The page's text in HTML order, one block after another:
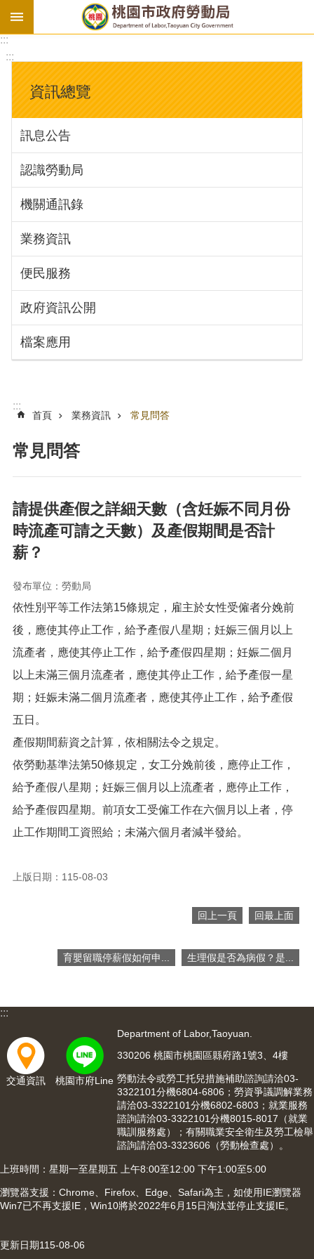
基
法
勞
資
會
庇
護
工
場
進
訊
息
公
識
動
局
關
通
訊
錄
務
資
訊
民
服
政
府
資
訊
公
開
檔
案
信
箱
常
園
市
入
站
:::
:::
資訊總覽
訊息公告
認識勞動局
機關通訊錄
業務資訊
便民服務
政府資訊公開
檔案應用
:::
首頁 業務資訊 常見問答
常見問答
請提供產假之詳細天數（含妊娠不同月份
時流產可請之天數）及產假期間是否計
薪？
發布單位：勞動局
依性別平等工作法第15條規定，雇主於女性受僱者分娩前
後，應使其停止工作，給予產假八星期；妊娠三個月以上
流產者，應使其停止工作，給予產假四星期；妊娠二個月
以上未滿三個月流產者，應使其停止工作，給予產假一星
期；妊娠未滿二個月流產者，應使其停止工作，給予產假
五日。
產假期間薪資之計算，依相關法令之規定。
依勞動基準法第50條規定，女工分娩前後，應停止工作，
給予產假八星期；妊娠三個月以上流產者，應停止工作，
給予產假四星期。前項女工受僱工作在六個月以上者，停
止工作期間工資照給；未滿六個月者減半發給。
上版日期：115-08-03
回上一頁 回最上面
育嬰留職停薪假如何申... 生理假是否為病假？是...
:::
交通資訊 桃園市府Line
Department of Labor,Taoyuan.
330206 桃園市桃園區縣府路1號3、4樓
勞動法令或勞工托兒措施補助諮詢請洽03-
3322101分機6804-6806；勞資爭議調解業務
請洽03-3322101分機6802-6803；就業服務
諮詢請洽03-3322101分機8015-8017（就業
職訓服務處）；有關職業安全衛生及勞工檢舉
諮詢請洽03-3323606（勞動檢查處）。
上班時間：星期一至星期五 上午8:00至12:00 下午1:00至5:00
瀏覽器支援：Chrome、Firefox、Edge、Safari為主，如使用IE瀏覽器
Win7已不再支援IE，Win10將於2022年6月15日淘汰並停止支援IE。
更新日期115-08-06